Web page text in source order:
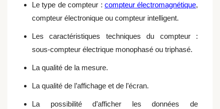
Le type de compteur : compteur électromagnétique,
compteur électronique ou compteur intelligent.
Les caractéristiques techniques du compteur :
sous-compteur électrique monophasé ou triphasé.
La qualité de la mesure.
La qualité de l’affichage et de l’écran.
La possibilité d’afficher les données de